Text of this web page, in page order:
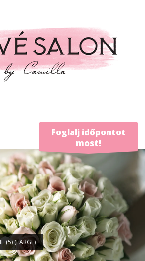
Foglalj időpontot
most!
(5) (LARGE)